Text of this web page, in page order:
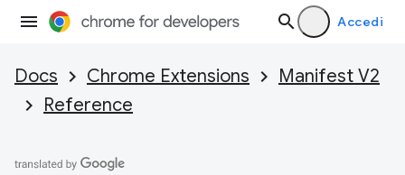
Accedi
Docs Chrome Extensions
Manifest V2
Reference